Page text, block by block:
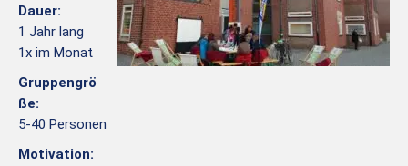
Dauer:
1 Jahr lang
1x im Monat
Gruppengrö
ße:
5-40 Personen
Motivation: